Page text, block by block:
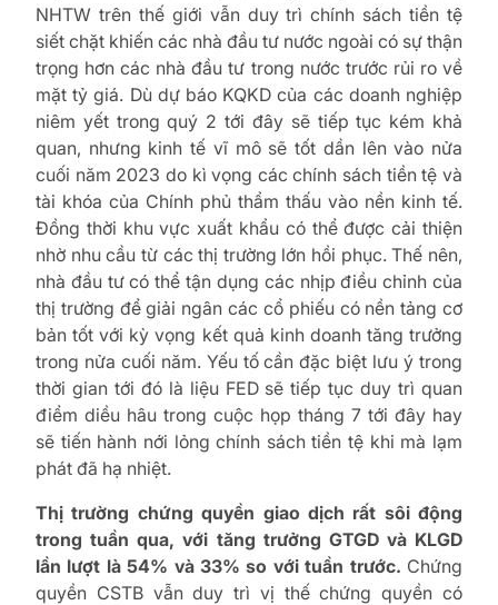
NHTW trên thế giới vẫn duy trì chính sách tiền tệ
siết chặt khiến các nhà đầu tư nước ngoài có sự thận
trọng hơn các nhà đầu tư trong nước trước rủi ro về
mặt tỷ giá. Dù dự báo KQKD của các doanh nghiệp
niêm yết trong quý 2 tới đây sẽ tiếp tục kém khả
quan, nhưng kinh tế vĩ mô sẽ tốt dần lên vào nửa
cuối năm 2023 do kì vọng các chính sách tiền tệ và
tài khóa của Chính phủ thẩm thấu vào nền kinh tế.
Đồng thời khu vực xuất khẩu có thể được cải thiện
nhờ nhu cầu từ các thị trường lớn hồi phục. Thế nên,
nhà đầu tư có thể tận dụng các nhịp điều chỉnh của
thị trường để giải ngân các cổ phiếu có nền tảng cơ
bản tốt với kỳ vọng kết quả kinh doanh tăng trưởng
trong nửa cuối năm. Yếu tố cần đặc biệt lưu ý trong
thời gian tới đó là liệu FED sẽ tiếp tục duy trì quan
điểm diều hâu trong cuộc họp tháng 7 tới đây hay
sẽ tiến hành nới lỏng chính sách tiền tệ khi mà lạm
phát đã hạ nhiệt.
Thị trường chứng quyền giao dịch rất sôi động
trong tuần qua, với tăng trưởng GTGD và KLGD
lần lượt là 54% và 33% so với tuần trước. Chứng
quyền CSTB vẫn duy trì vị thế chứng quyền có